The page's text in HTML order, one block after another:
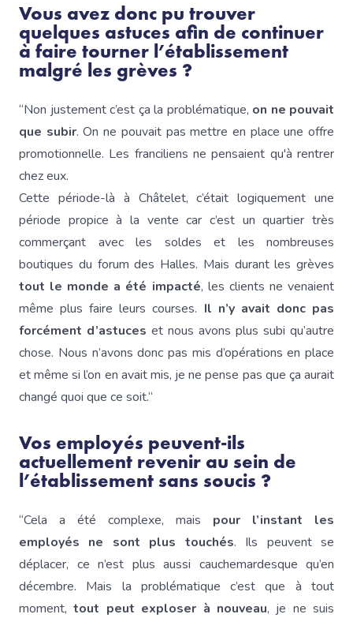
Vous avez donc pu trouver
quelques astuces afin de continuer
à faire tourner l’établissement
malgré les grèves ?
“Non justement c’est ça la problématique, on ne pouvait
que subir. On ne pouvait pas mettre en place une offre
promotionnelle. Les franciliens ne pensaient qu'à rentrer
chez eux.
Cette période-là à Châtelet, c’était logiquement une
période propice à la vente car c’est un quartier très
commerçant avec les soldes et les nombreuses
boutiques du forum des Halles. Mais durant les grèves
tout le monde a été impacté, les clients ne venaient
même plus faire leurs courses. Il n’y avait donc pas
forcément d’astuces et nous avons plus subi qu’autre
chose. Nous n’avons donc pas mis d’opérations en place
et même si l’on en avait mis, je ne pense pas que ça aurait
changé quoi que ce soit.“
Vos employés peuvent-ils
actuellement revenir au sein de
l’établissement sans soucis ?
“Cela a été complexe, mais pour l’instant les
employés ne sont plus touchés. Ils peuvent se
déplacer, ce n’est plus aussi cauchemardesque qu’en
décembre. Mais la problématique c’est que à tout
moment,tout peut exploser à nouveau, je ne suis